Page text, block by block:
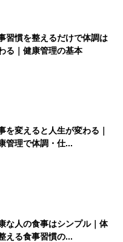
習慣を整えるだけで体調は
る｜健康管理の基本
を変えると人生が変わる｜
管理で体調・仕...
な人の食事はシンプル｜体
える食事習慣の...